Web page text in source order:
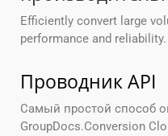
Efficiently convert large
performance and reliability.
Проводник API
Самый простой способ
GroupDocs.Conversion